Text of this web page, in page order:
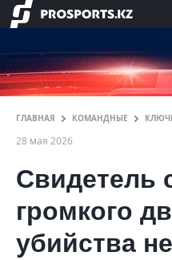
ГЛАВНАЯ КОМАНДНЫЕ
28 мая 2026
Свидетель
громкого
убийства